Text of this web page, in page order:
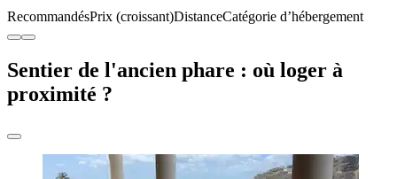
RecommandésPrix (croissant)DistanceCatégorie d’hébergement
Sentier de l'ancien phare : où loger à
proximité ?